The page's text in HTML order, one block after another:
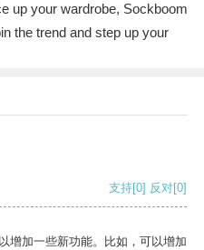
up your wardrobe, Sockboom
the trend and step up your
支持[0] 反对[0]
增加一些新功能。比如，可以增加